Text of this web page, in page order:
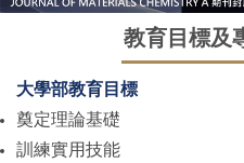
教育目標及
大學部教育目標
奠定理論基礎
訓練實用技能